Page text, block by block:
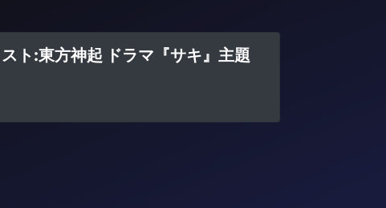
:東方神起 ドラマ『サキ』主題